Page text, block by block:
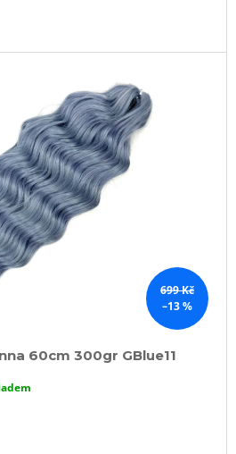
699 Kč
–13 %
60cm 300gr GBlue11